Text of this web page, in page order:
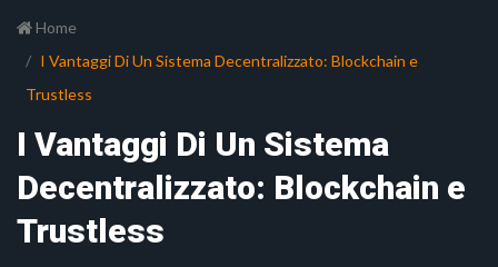
Home
I Vantaggi Di Un Sistema Decentralizzato: Blockchain e
Trustless
I Vantaggi Di Un Sistema
Decentralizzato: Blockchain e
Trustless